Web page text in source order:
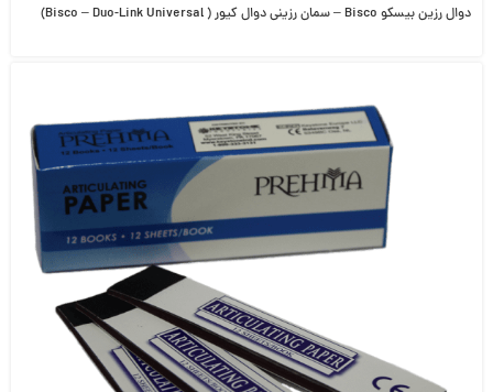
دوال رزین بیسکو Bisco – سمان رزینی دوال کیور ( Bisco – Duo-Link Universal)